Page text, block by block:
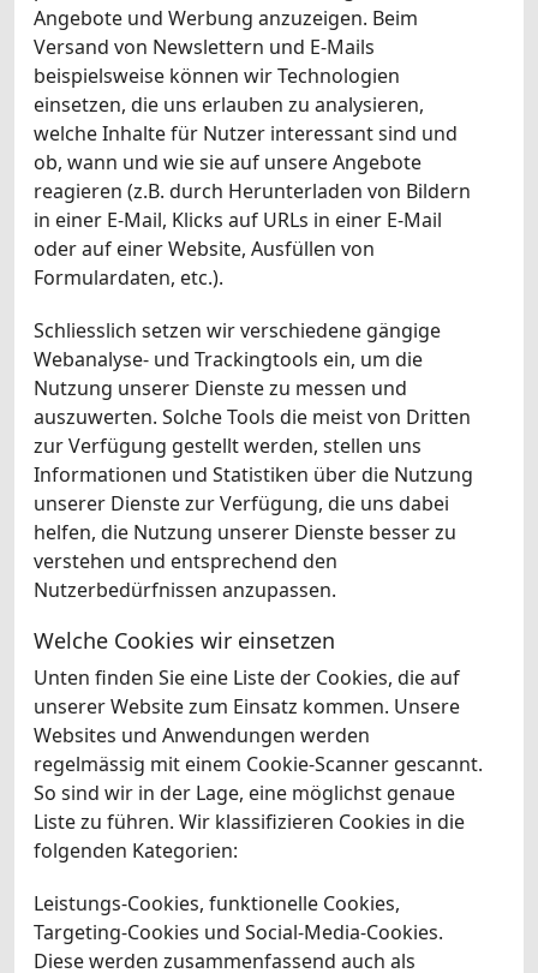
Angebote und Werbung anzuzeigen. Beim
Versand von Newslettern und E-Mails
beispielsweise können wir Technologien
einsetzen, die uns erlauben zu analysieren,
welche Inhalte für Nutzer interessant sind und
ob, wann und wie sie auf unsere Angebote
reagieren (z.B. durch Herunterladen von Bildern
in einer E-Mail, Klicks auf URLs in einer E-Mail
oder auf einer Website, Ausfüllen von
Formulardaten, etc.).
Schliesslich setzen wir verschiedene gängige
Webanalyse- und Trackingtools ein, um die
Nutzung unserer Dienste zu messen und
auszuwerten. Solche Tools die meist von Dritten
zur Verfügung gestellt werden, stellen uns
Informationen und Statistiken über die Nutzung
unserer Dienste zur Verfügung, die uns dabei
helfen, die Nutzung unserer Dienste besser zu
verstehen und entsprechend den
Nutzerbedürfnissen anzupassen.
Welche Cookies wir einsetzen
Unten finden Sie eine Liste der Cookies, die auf
unserer Website zum Einsatz kommen. Unsere
Websites und Anwendungen werden
regelmässig mit einem Cookie-Scanner gescannt.
So sind wir in der Lage, eine möglichst genaue
Liste zu führen. Wir klassifizieren Cookies in die
folgenden Kategorien:
Leistungs-Cookies, funktionelle Cookies,
Targeting-Cookies und Social-Media-Cookies.
Diese werden zusammenfassend auch als